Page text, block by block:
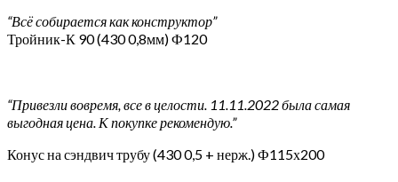
“Всё собирается как конструктор”
Тройник-К 90 (430 0,8мм) Ф120
“Привезли вовремя, все в целости. 11.11.2022 была самая
выгодная цена. К покупке рекомендую.”
Конус на сэндвич трубу (430 0,5 + нерж.) Ф115х200